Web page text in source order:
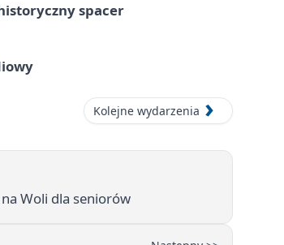
spacer
Kolejne wydarzenia
Woli dla seniorów